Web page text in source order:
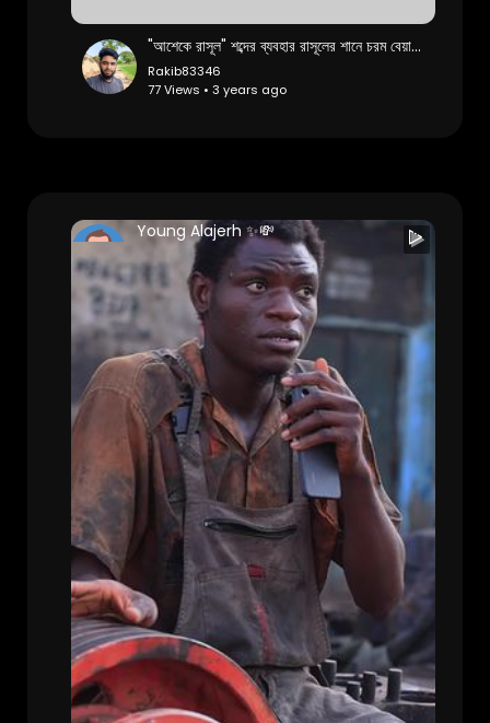
"আশেকে রাসূল" শব্দের ব্যবহার রাসূলের শানে চরম বেয়াদবি আলী হাসান উসামা
Rakib83346
77 Views • 3 years ago
Young Alajerh ✨💸
bdlottigamer
281 Views • 2 years ago